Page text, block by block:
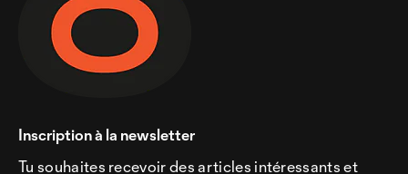
Inscription à la newsletter
Tu souhaites recevoir des articles intéressants et